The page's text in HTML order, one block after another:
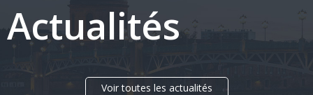
Actualités
Voir toutes les actualités